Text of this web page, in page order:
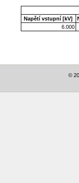
Napětí vstupní [kV]
6.000
©